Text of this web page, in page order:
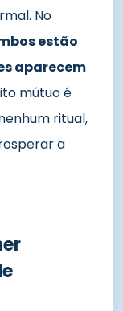
No
estão
aparecem
mútuo é
ritual,
a